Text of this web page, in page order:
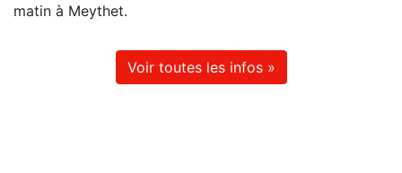
matin à Meythet.
Voir toutes les infos »